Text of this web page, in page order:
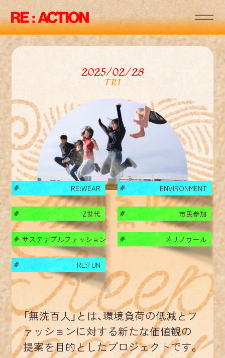
:
:
:
:
:
:
:
:
:
2025/02/28
FRI
# RE:WEAR # ENVIRONMENT
# Z世代 # 市民参加
# サステナブルファッション # メリノウール
# RE:FUN
「無洗百人」とは、環境負荷の低減とフ
ァッションに対する新たな価値観の
提案を目的としたプロジェクトです。
RE:
RE
RE:
RE:
RE:
RE:
RE:
RE:
RE:
RE: